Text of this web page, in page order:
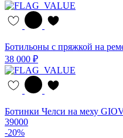
Ботильоны с пряжкой на
38 000 ₽
Ботинки Челси на меху
39000
-20%